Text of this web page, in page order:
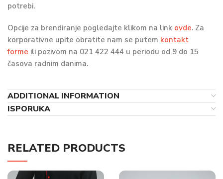
potrebi.
Opcije za brendiranje pogledajte klikom na link ovde. Za
korporativne upite obratite nam se putem kontakt
forme ili pozivom na 021 422 444 u periodu od 9 do 15
časova radnim danima.
ADDITIONAL INFORMATION
ISPORUKA
RELATED PRODUCTS